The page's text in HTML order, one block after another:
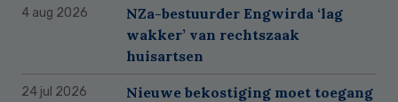
4 aug 2026
NZa-bestuurder Engwirda ‘lag
wakker’ van rechtszaak
huisartsen
24 jul 2026
Nieuwe bekostiging moet toegang